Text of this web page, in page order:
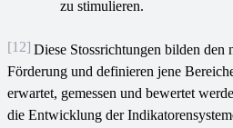
zu stimulieren.
[12] Diese Stossrichtungen bilden den
Förderung und definieren jene
erwartet, gemessen und bewertet
die Entwicklung der